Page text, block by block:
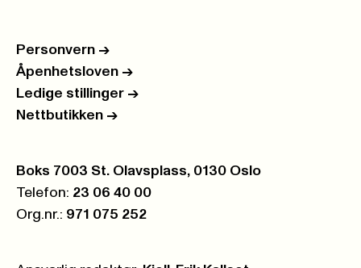
Personvern ->
Åpenhetsloven ->
Ledige stillinger ->
Nettbutikken ->
Postboks:
Boks 7003 St. Olavsplass, 0130 Oslo
Telefon: 23 06 40 00
Org.nr.: 971 075 252